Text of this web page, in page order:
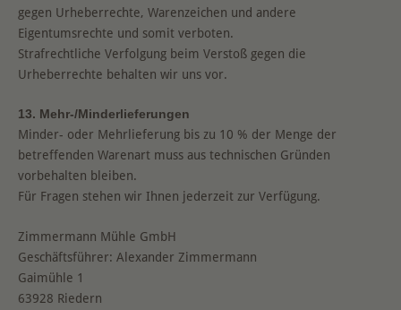
gegen Urheberrechte, Warenzeichen und andere
Eigentumsrechte und somit verboten.
Strafrechtliche Verfolgung beim Verstoß gegen die
Urheberrechte behalten wir uns vor.
13. Mehr-/Minderlieferungen
Minder- oder Mehrlieferung bis zu 10 % der Menge der
betreffenden Warenart muss aus technischen Gründen
vorbehalten bleiben.
Für Fragen stehen wir Ihnen jederzeit zur Verfügung.
Zimmermann Mühle GmbH
Geschäftsführer: Alexander Zimmermann
Gaimühle 1
63928 Riedern